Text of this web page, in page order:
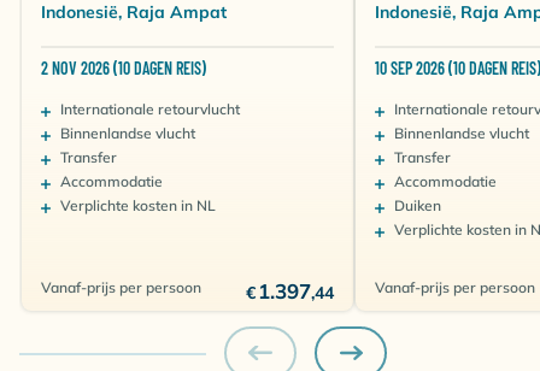
Indonesië, Raja Ampat
2 NOV 2026 (10 DAGEN REIS)
Internationale retourvlucht
Binnenlandse vlucht
Transfer
Accommodatie
Verplichte kosten in NL
Vanaf-prijs per persoon € 1.397,44
Indonesië, Raja
10 SEP 2026 (10 DAGEN REIS)
Internationale
Binnenlandse vlucht
Transfer
Accommodatie
Duiken
Verplichte kosten in
Vanaf-prijs per persoon